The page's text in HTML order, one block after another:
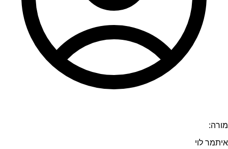
מורה:
איתמר לוי